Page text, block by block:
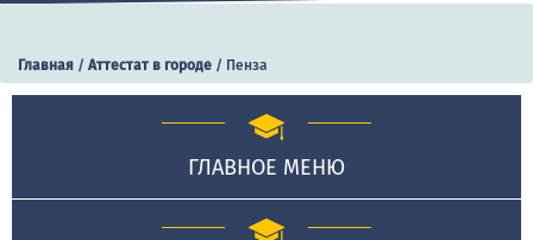
Главная / Аттестат в городе / Пенза
ГЛАВНОЕ МЕНЮ